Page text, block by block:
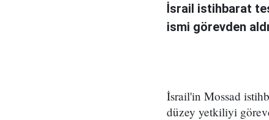
İsrail istihbarat
ismi görevden
İsrail'in Mossad
düzey yetkiliyi